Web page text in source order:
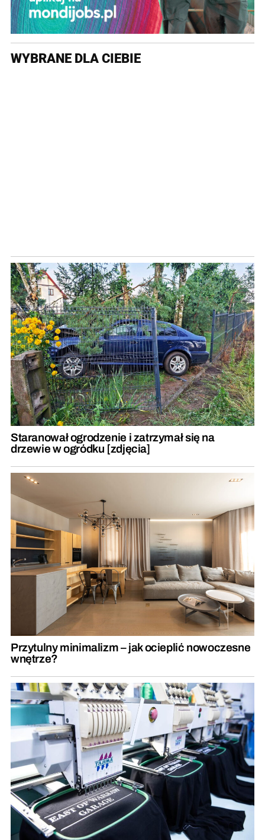
WYBRANE DLA CIEBIE
Staranował ogrodzenie i zatrzymał się na
drzewie w ogródku [zdjęcia]
Przytulny minimalizm – jak ocieplić nowoczesne
wnętrze?